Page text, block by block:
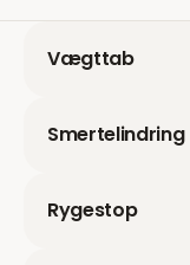
Vægttab
Smertelindring
Rygestop